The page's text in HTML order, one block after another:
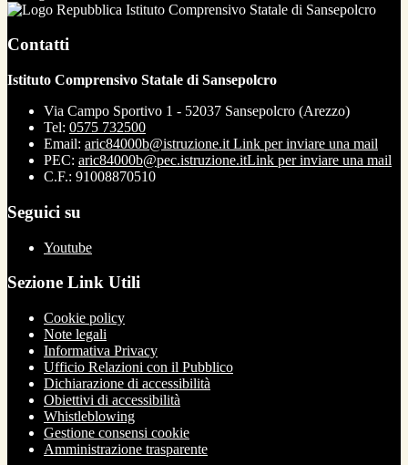
Istituto Comprensivo Statale di Sansepolcro
Contatti
Istituto Comprensivo Statale di Sansepolcro
Via Campo Sportivo 1 - 52037 Sansepolcro (Arezzo)
Tel: 0575 732500
Email: aric84000b@istruzione.it Link per inviare una mail
PEC: aric84000b@pec.istruzione.itLink per inviare una mail
C.F.: 91008870510
Seguici su
Youtube
Sezione Link Utili
Cookie policy
Note legali
Informativa Privacy
Ufficio Relazioni con il Pubblico
Dichiarazione di accessibilità
Obiettivi di accessibilità
Whistleblowing
Gestione consensi cookie
Amministrazione trasparente